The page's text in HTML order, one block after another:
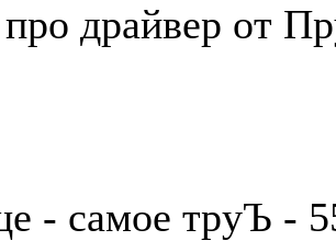
драйвер от
- самое труЪ -